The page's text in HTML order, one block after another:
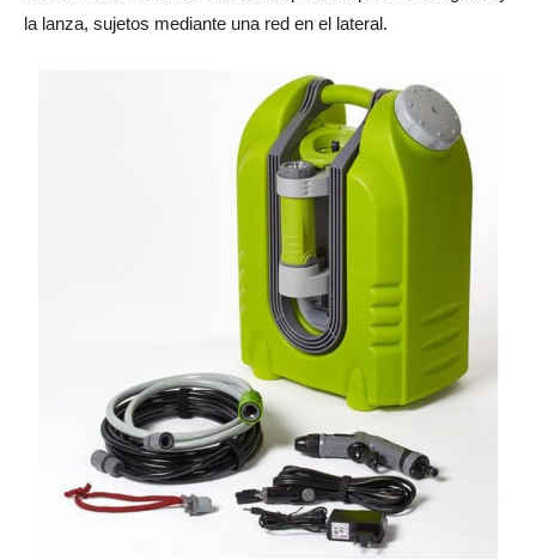
la lanza, sujetos mediante una red en el lateral.